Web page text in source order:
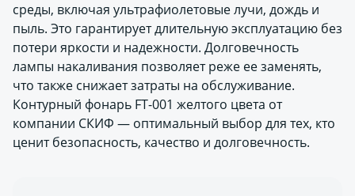
среды, включая ультрафиолетовые лучи, дождь и
пыль. Это гарантирует длительную эксплуатацию без
потери яркости и надежности. Долговечность
лампы накаливания позволяет реже ее заменять,
что также снижает затраты на обслуживание.
Контурный фонарь FT-001 желтого цвета от
компании СКИФ — оптимальный выбор для тех, кто
ценит безопасность, качество и долговечность.